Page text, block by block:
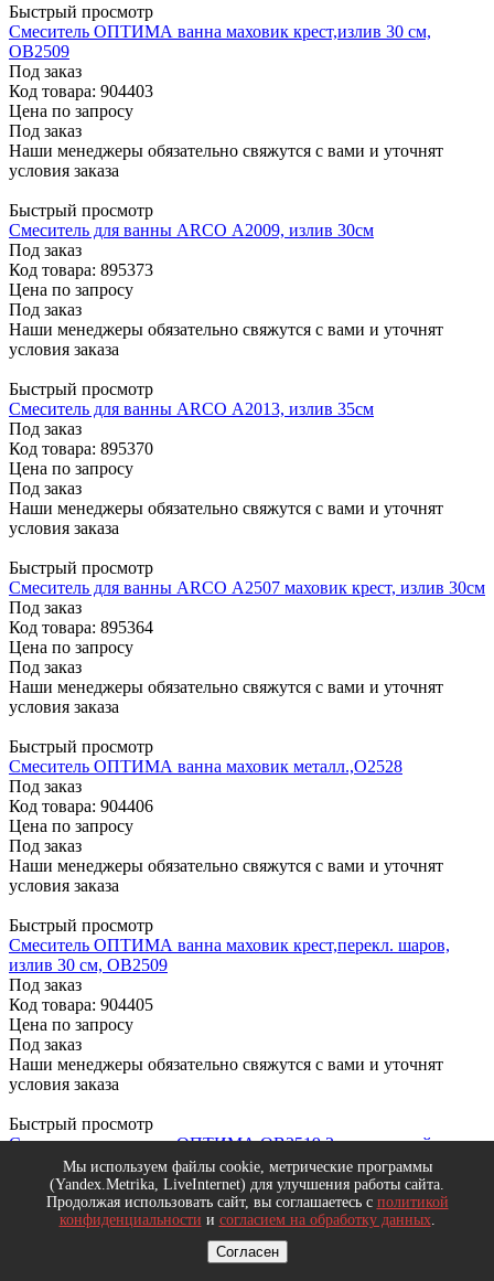
Быстрый просмотр
Смеситель ОПТИМА ванна маховик крест,излив 30 см,
OB2509
Под заказ
Код товара: 904403
Цена по запросу
Под заказ
Наши менеджеры обязательно свяжутся с вами и уточнят
условия заказа
Быстрый просмотр
Смеситель для ванны ARCO А2009, излив 30см
Под заказ
Код товара: 895373
Цена по запросу
Под заказ
Наши менеджеры обязательно свяжутся с вами и уточнят
условия заказа
Быстрый просмотр
Смеситель для ванны ARCO А2013, излив 35см
Под заказ
Код товара: 895370
Цена по запросу
Под заказ
Наши менеджеры обязательно свяжутся с вами и уточнят
условия заказа
Быстрый просмотр
Смеситель для ванны ARCO А2507 маховик крест, излив 30см
Под заказ
Код товара: 895364
Цена по запросу
Под заказ
Наши менеджеры обязательно свяжутся с вами и уточнят
условия заказа
Быстрый просмотр
Смеситель ОПТИМА ванна маховик металл.,О2528
Под заказ
Код товара: 904406
Цена по запросу
Под заказ
Наши менеджеры обязательно свяжутся с вами и уточнят
условия заказа
Быстрый просмотр
Смеситель ОПТИМА ванна маховик крест,перекл. шаров,
излив 30 см, OB2509
Под заказ
Код товара: 904405
Цена по запросу
Под заказ
Наши менеджеры обязательно свяжутся с вами и уточнят
условия заказа
Быстрый просмотр
Смеситель для ванны ОПТИМА ОВ2519 2-вентильный,
маховик, перекл. шаров.
Под заказ
Код товара: 895367
Цена по запросу
Наши менеджеры обязательно свяжутся с вами и уточнят
Мы используем файлы cookie, метрические программы
(Yandex.Metrika, LiveInternet) для улучшения работы сайта.
Продолжая использовать сайт, вы соглашаетесь с политикой
конфиденциальности и согласием на обработку данных.
Согласен